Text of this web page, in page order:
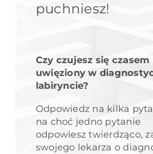
puchniesz!
Czy czujesz się czasem
uwięziony w
labiryncie?
Odpowiedz na kilka
na choć jedno pytanie
odpowiesz twierdząco,
swojego lekarza o